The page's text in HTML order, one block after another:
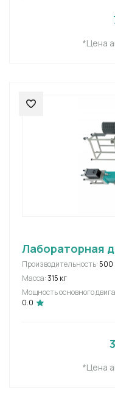
*Цена
Лабораторная
Производительность: 500
Масса:315 кг
Мощность основного
0.0
*Цена